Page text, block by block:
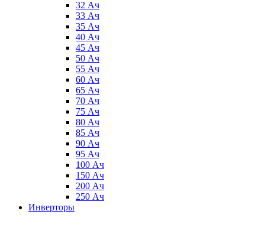
32 Ач
33 Ач
35 Ач
40 Ач
45 Ач
50 Ач
55 Ач
60 Ач
65 Ач
70 Ач
75 Ач
80 Ач
85 Ач
90 Ач
95 Ач
100 Ач
150 Ач
200 Ач
250 Ач
Инверторы